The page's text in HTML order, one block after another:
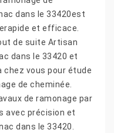
dans le 33420est
et efficace.
de suite Artisan
dans le 33420 et
chez vous pour étude
de cheminée.
de ramonage par
avec précision et
dans le 33420.